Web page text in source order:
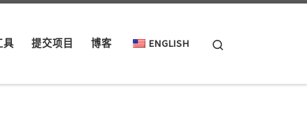
具 提交项目 博客 ENGLISH